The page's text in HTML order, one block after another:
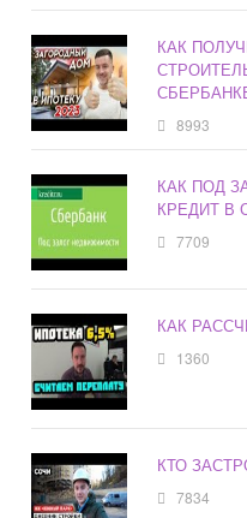
КАК
8993
КАК ПОД
КРЕДИТ В
7709
КАК
1360
КТО
7834